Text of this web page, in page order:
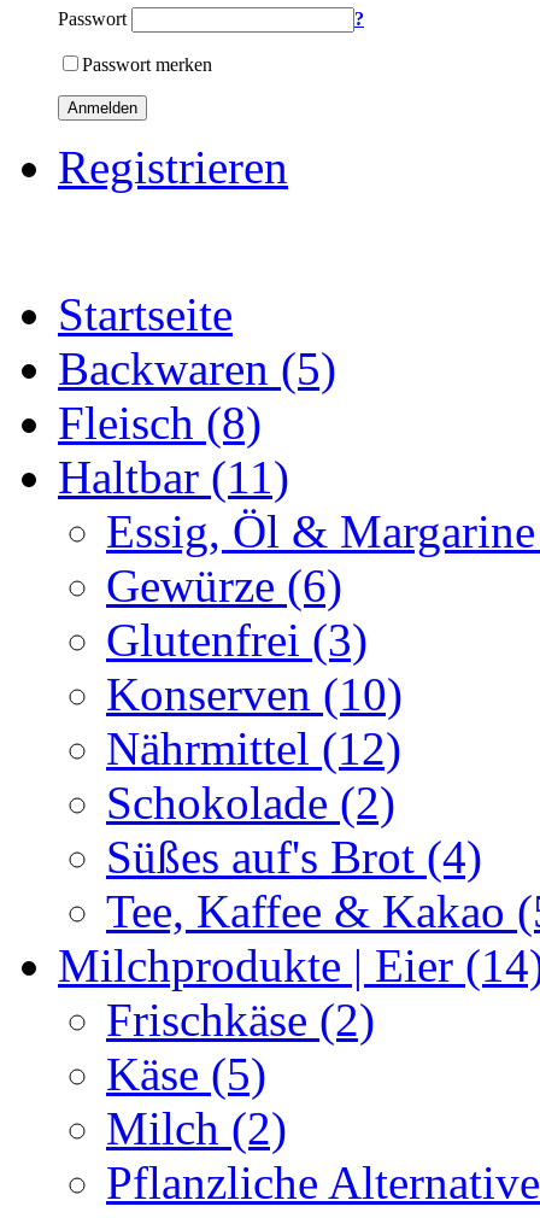
Passwort ?
Passwort merken
Anmelden
Registrieren
Startseite
Backwaren (5)
Fleisch (8)
Haltbar (11)
Essig, Öl &
Gewürze (6)
Glutenfrei (3)
Konserven (10)
Nährmittel (12)
Schokolade (2)
Süßes auf's Brot (4)
Tee, Kaffee & Kakao
Milchprodukte | Eier
Frischkäse (2)
Käse (5)
Milch (2)
Pflanzliche